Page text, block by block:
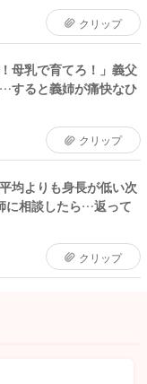
クリップ
母乳で育てろ！」義父
すると義姉が痛快なひ
クリップ
均よりも身長が低い次
に相談したら…返って
クリップ